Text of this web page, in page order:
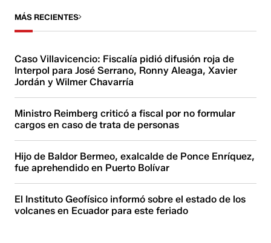
MÁS RECIENTES
Caso Villavicencio: Fiscalía pidió difusión roja de
Interpol para José Serrano, Ronny Aleaga, Xavier
Jordán y Wilmer Chavarría
Ministro Reimberg criticó a fiscal por no formular
cargos en caso de trata de personas
Hijo de Baldor Bermeo, exalcalde de Ponce Enríquez,
fue aprehendido en Puerto Bolívar
El Instituto Geofísico informó sobre el estado de los
volcanes en Ecuador para este feriado